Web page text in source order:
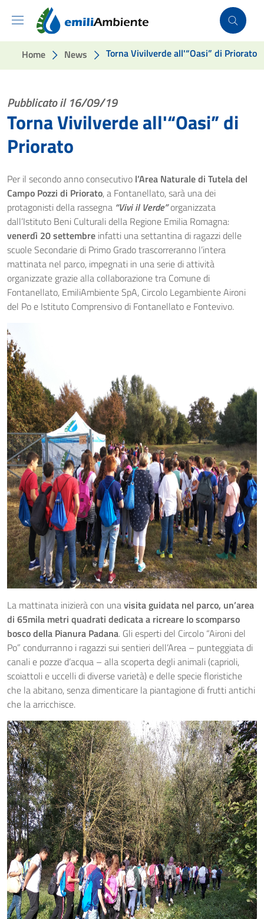
Vai ai contenuti
Vai al footer
Home News Torna Vivilverde all'“Oasi” di Priorato
Pubblicato il 16/09/19
Torna Vivilverde all'“Oasi” di
Priorato
Per il secondo anno consecutivo l’Area Naturale di Tutela del
Campo Pozzi di Priorato, a Fontanellato, sarà una dei
protagonisti della rassegna “Vivi il Verde”organizzata
dall’Istituto Beni Culturali della Regione Emilia Romagna:
venerdì 20 settembre infatti una settantina di ragazzi delle
scuole Secondarie di Primo Grado trascorreranno l’intera
mattinata nel parco, impegnati in una serie di attività
organizzate grazie alla collaborazione tra Comune di
Fontanellato, EmiliAmbiente SpA, Circolo Legambiente Aironi
del Po e Istituto Comprensivo di Fontanellato e Fontevivo.
La mattinata inizierà con unavisita guidata nel parco, un’area
di 65mila metri quadrati dedicata a ricreare lo scomparso
bosco della Pianura Padana. Gli esperti del Circolo “Aironi del
Po” condurranno i ragazzi sui sentieri dell’Area – punteggiata di
canali e pozze d’acqua – alla scoperta degli animali (caprioli,
scoiattoli e uccelli di diverse varietà) e delle specie floristiche
che la abitano, senza dimenticare la piantagione di frutti antichi
che la arricchisce.